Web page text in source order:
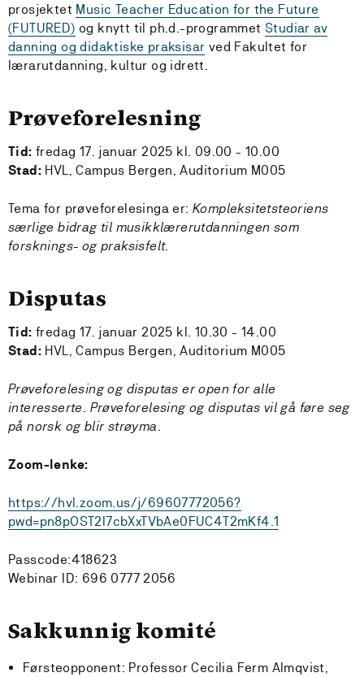
prosjektet Music Teacher Education for the Future
(FUTURED) og knytt til ph.d.-programmet Studiar av
danning og didaktiske praksisar ved Fakultet for
lærarutdanning, kultur og idrett.
Prøveforelesning
Tid: fredag 17. januar 2025 kl. 09.00 - 10.00
Stad: HVL, Campus Bergen, Auditorium M005
Tema for prøveforelesinga er: Kompleksitetsteoriens
særlige bidrag til musikklærerutdanningen som
forsknings- og praksisfelt.
Disputas
Tid: fredag 17. januar 2025 kl. 10.30 - 14.00
Stad: HVL, Campus Bergen, Auditorium M005
Prøveforelesing og disputas er open for alle
interesserte. Prøveforelesing og disputas vil gå føre seg
på norsk og blir strøyma.
Zoom-lenke:
https://hvl.zoom.us/j/69607772056?
pwd=pn8pOST2I7cbXxTVbAe0FUC4T2mKf4.1
Passcode:418623
Webinar ID: 696 0777 2056
Sakkunnig komité
Førsteopponent: Professor Cecilia Ferm Almqvist,